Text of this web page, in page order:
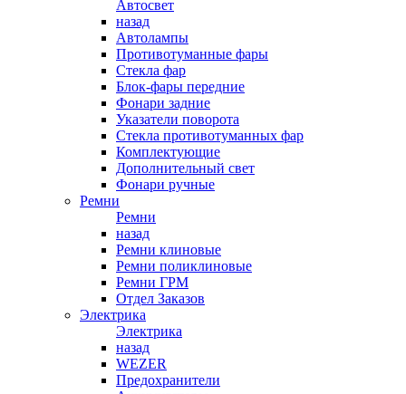
Автосвет
назад
Автолампы
Противотуманные фары
Стекла фар
Блок-фары передние
Фонари задние
Указатели поворота
Стекла противотуманных фар
Комплектующие
Дополнительный свет
Фонари ручные
Ремни
Ремни
назад
Ремни клиновые
Ремни поликлиновые
Ремни ГРМ
Отдел Заказов
Электрика
Электрика
назад
WEZER
Предохранители